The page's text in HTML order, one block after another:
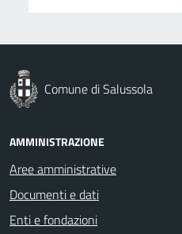
Comune di Salussola
AMMINISTRAZIONE
Aree amministrative
Documenti e dati
Enti e fondazioni